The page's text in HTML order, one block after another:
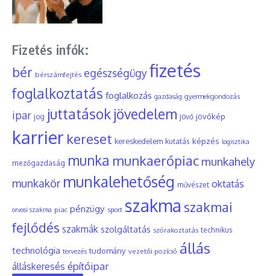
Fizetés infók:
bér bérszámfejtés egészségügyfizetés
foglalkoztatás foglalkozás gazdaság gyermekgondozás
ipar jog juttatások jövedelem jövő jövőkép
karrier kereset kereskedelem kutatás képzés logisztika
mezőgazdaság munka munkaerőpiac munkahely
munkakör munkalehetőség művészet oktatás
orvosi szakma piac pénzügy sport szakma szakmai
fejlődés szakmák szolgáltatás szórakoztatás technikus
technológia tervezés tudomány vezetői pozíció állás
álláskeresés építőipar